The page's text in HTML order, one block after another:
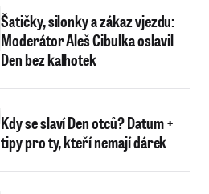
Šatičky, silonky a zákaz vjezdu:
Moderátor Aleš Cibulka oslavil
Den bez kalhotek
Kdy se slaví Den otců? Datum +
tipy pro ty, kteří nemají dárek